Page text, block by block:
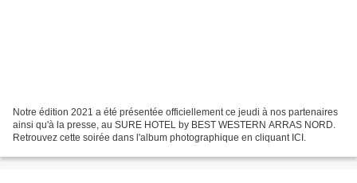
Notre édition 2021 a été présentée officiellement ce jeudi à nos partenaires
ainsi qu'à la presse, au SURE HOTEL by BEST WESTERN ARRAS NORD.
Retrouvez cette soirée dans l'album photographique en cliquant ICI.